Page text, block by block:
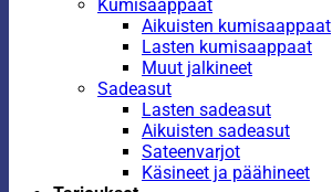
Kumisaappaat
Aikuisten kumisaappaat
Lasten kumisaappaat
Muut jalkineet
Sadeasut
Lasten sadeasut
Aikuisten sadeasut
Sateenvarjot
Käsineet ja päähineet